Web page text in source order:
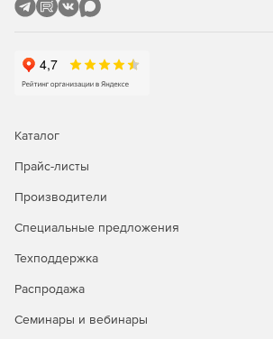
существующем сервере, дата-центре
предоставления доступа к текущим
SolarWinds Log and Event Manager
масштабирование для балансировки
и виртуальных машинах. Интеграция с
шифрования.
Serv-U Gateway для
(дополнительный модуль).
Каталог
Прайс-листы
Производители
Специальные предложения
Техподдержка
Распродажа
Семинары и вебинары